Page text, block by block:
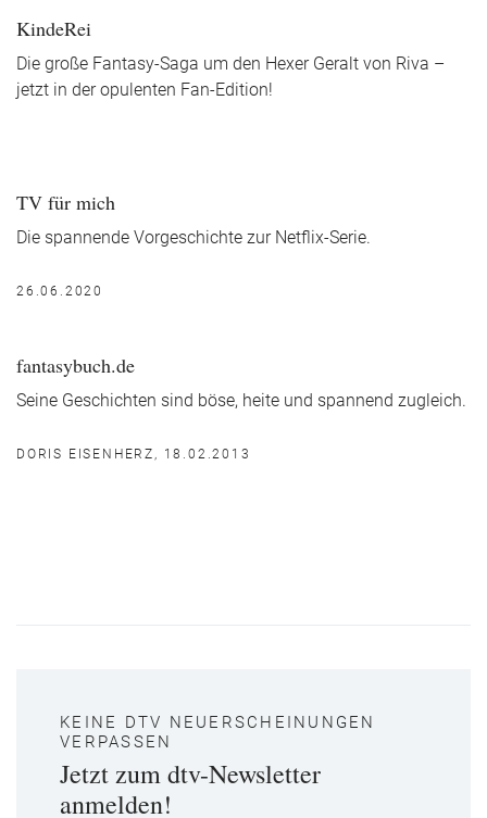
KindeRei
Die große Fantasy-Saga um den Hexer Geralt von Riva –
jetzt in der opulenten Fan-Edition!
TV für mich
Die spannende Vorgeschichte zur Netflix-Serie.
26.06.2020
fantasybuch.de
Seine Geschichten sind böse, heite und spannend zugleich.
DORIS EISENHERZ, 18.02.2013
KEINE DTV NEUERSCHEINUNGEN
VERPASSEN
Jetzt zum dtv-Newsletter
anmelden!